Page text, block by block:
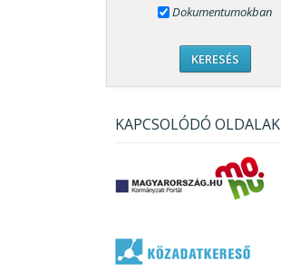
Dokumentumokban
KAPCSOLÓDÓ OLDALAK